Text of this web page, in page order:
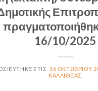
16/10/2025
16 ΟΚΤΩΒΡΊΟΥ
ΚΑΛΛΙΘΈΑΣ